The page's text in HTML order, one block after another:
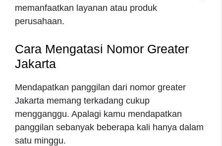
memanfaatkan layanan atau produk
perusahaan.
Cara Mengatasi Nomor Greater
Jakarta
Mendapatkan panggilan dari nomor greater
Jakarta memang terkadang cukup
mengganggu. Apalagi kamu mendapatkan
panggilan sebanyak beberapa kali hanya dalam
satu minggu.